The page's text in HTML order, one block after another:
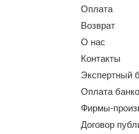
Оплата
Возврат
О нас
Контакты
Экспертный
Оплата
Фирмы-
Договор